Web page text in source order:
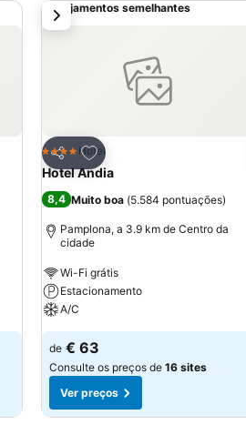
Alojamentos semelhantes
Partilhar
Adicionar aos favoritos
4 EstrelasHotel
Hotel Andia
8,4 Muito boa (5.584 pontuações)
Pamplona, a 3.9 km de Centro da
cidade
Wi-Fi grátis
Estacionamento
A/C
de € 63
Consulte os preços de 16 sites
Ver preços
próximo